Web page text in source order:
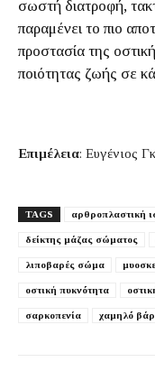
σωστή διατροφή,
παραμένει το πιο
προστασία της
ποιότητας ζωής σε
Επιμέλεια: Ευγένιος
TAGS αρθροπλαστική
δείκτης μάζας σώματος
λιποβαρές σώμα
οστική πυκνότητα
σαρκοπενία χαμηλό